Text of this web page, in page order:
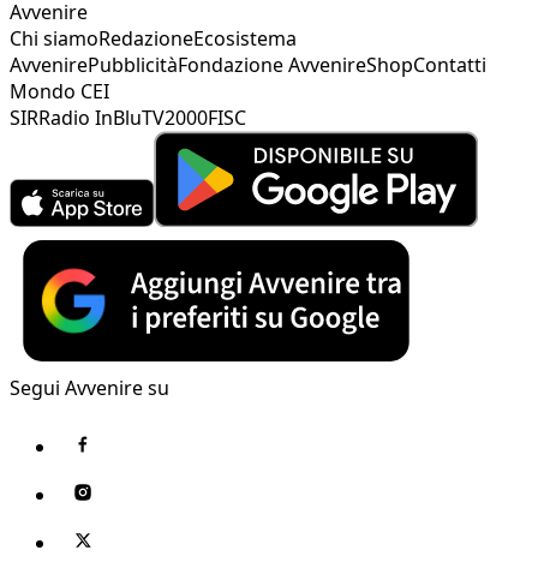
Avvenire
Chi siamoRedazioneEcosistema
AvvenirePubblicitàFondazione AvvenireShopContatti
Mondo CEI
SIRRadio InBluTV2000FISC
Segui Avvenire su